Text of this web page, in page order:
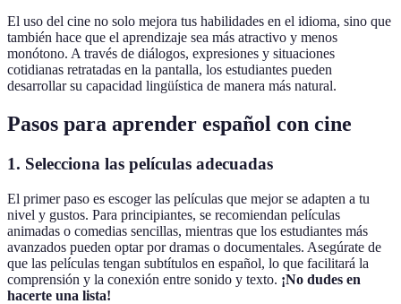
El uso del cine no solo mejora tus habilidades en el idioma, sino que
también hace que el aprendizaje sea más atractivo y menos
monótono. A través de diálogos, expresiones y situaciones
cotidianas retratadas en la pantalla, los estudiantes pueden
desarrollar su capacidad lingüística de manera más natural.
Pasos para aprender español con cine
1. Selecciona las películas adecuadas
El primer paso es escoger las películas que mejor se adapten a tu
nivel y gustos. Para principiantes, se recomiendan películas
animadas o comedias sencillas, mientras que los estudiantes más
avanzados pueden optar por dramas o documentales. Asegúrate de
que las películas tengan subtítulos en español, lo que facilitará la
comprensión y la conexión entre sonido y texto. ¡No dudes en
hacerte una lista!